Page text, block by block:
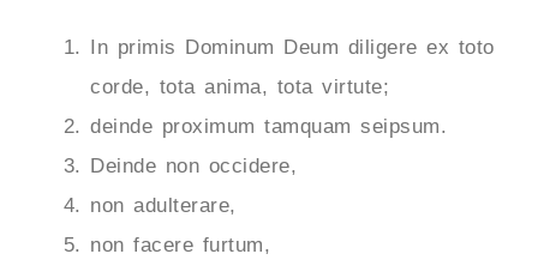
In primis Dominum Deum diligere ex toto
corde, tota anima, tota virtute;
deinde proximum tamquam seipsum.
Deinde non occidere,
non adulterare,
non facere furtum,